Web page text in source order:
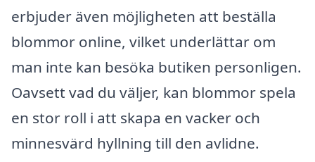
erbjuder även möjligheten att beställa
blommor online, vilket underlättar om
man inte kan besöka butiken personligen.
Oavsett vad du väljer, kan blommor spela
en stor roll i att skapa en vacker och
minnesvärd hyllning till den avlidne.